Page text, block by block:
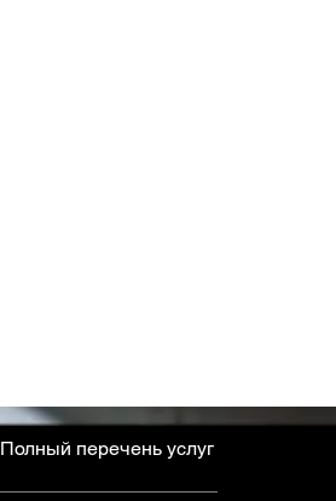
Полный перечень услуг